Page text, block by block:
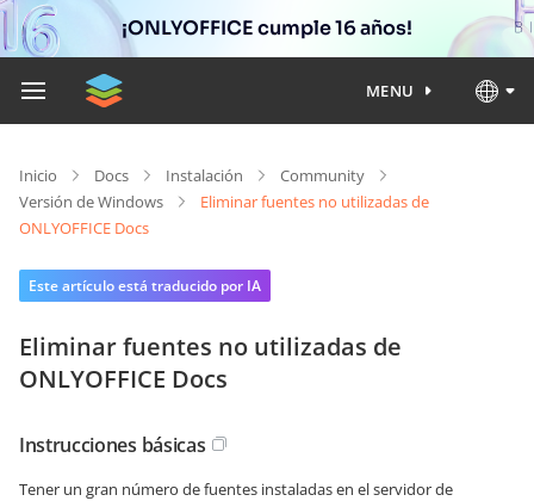
¡ONLYOFFICE cumple 16 años!
MENU
Inicio Docs Instalación
Community
Versión de Windows
Eliminar fuentes no utilizadas de
ONLYOFFICE Docs
Este artículo está traducido por IA
Eliminar fuentes no utilizadas de
ONLYOFFICE Docs
Instrucciones básicas
Tener un gran número de fuentes instaladas en el servidor de